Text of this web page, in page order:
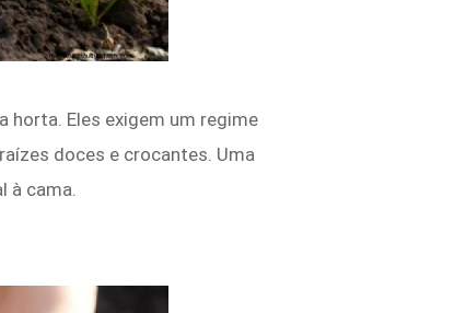
horta. Eles exigem um regime
doces e crocantes. Uma
à cama.